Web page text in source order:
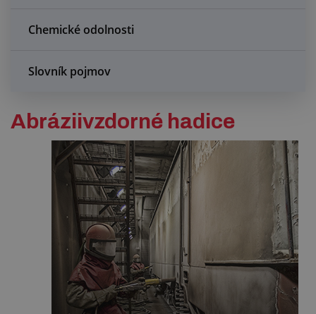
Chemické odolnosti
Slovník pojmov
Abráziivzdorné hadice